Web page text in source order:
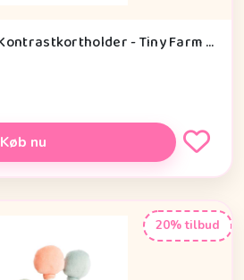
Done by Deer Baby Kontrastkortholder - Tiny Farm - Grøn
Køb nu
20% tilbud